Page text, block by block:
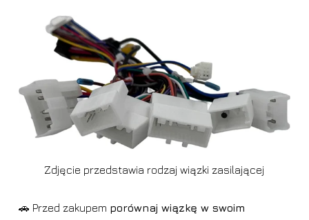
Zdjęcie przedstawia rodzaj wiązki zasilającej
🚗 Przed zakupem porównaj wiązkę w swoim